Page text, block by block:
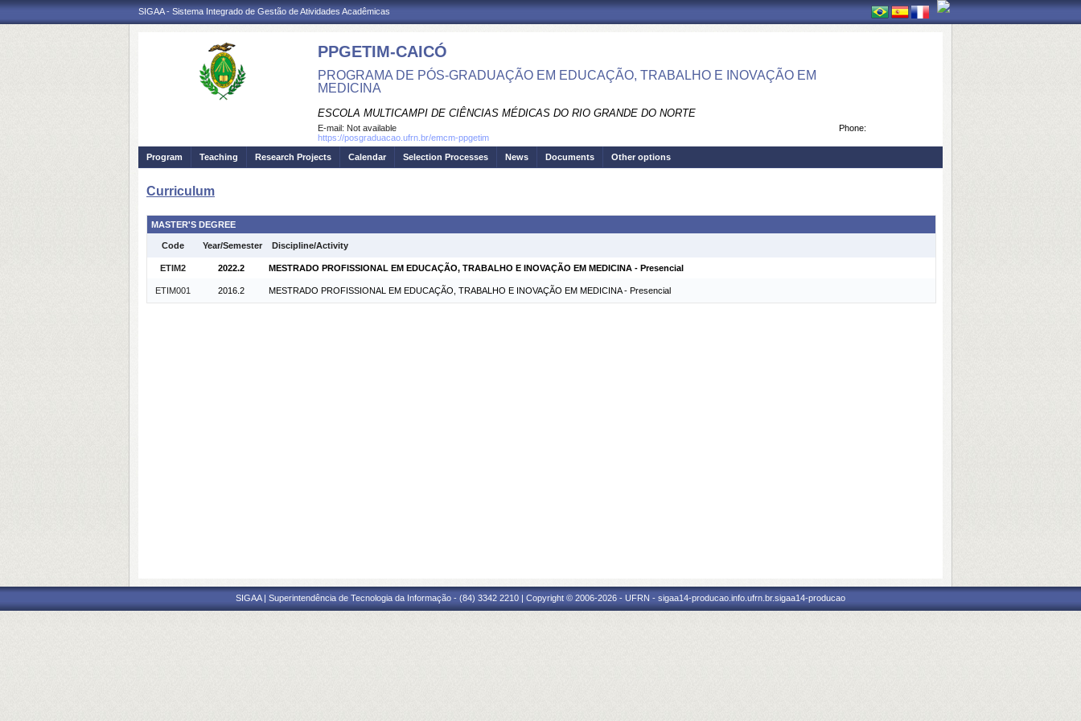
SIGAA - Sistema Integrado de Gestão de Atividades Acadêmicas
PPGETIM-CAICÓ
PROGRAMA DE PÓS-GRADUAÇÃO EM EDUCAÇÃO, TRABALHO E INOVAÇÃO EM
MEDICINA
ESCOLA MULTICAMPI DE CIÊNCIAS MÉDICAS DO RIO GRANDE DO NORTE
Phone:
E-mail: Not available
https://posgraduacao.ufrn.br/emcm-ppgetim
Program
Teaching Research Projects Calendar Selection Processes News Documents Other options
Curriculum
MASTER'S DEGREE
Code Year/Semester Discipline/Activity
ETIM2 2022.2 MESTRADO PROFISSIONAL EM EDUCAÇÃO, TRABALHO E INOVAÇÃO EM MEDICINA - Presencial
ETIM001 2016.2 MESTRADO PROFISSIONAL EM EDUCAÇÃO, TRABALHO E INOVAÇÃO EM MEDICINA - Presencial
SIGAA | Superintendência de Tecnologia da Informação - (84) 3342 2210 | Copyright © 2006-2026 - UFRN - sigaa14-producao.info.ufrn.br.sigaa14-producao